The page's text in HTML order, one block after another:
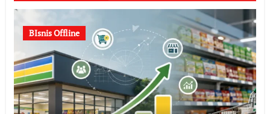
BIsnis Offline